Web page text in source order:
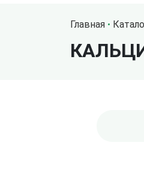
Главная